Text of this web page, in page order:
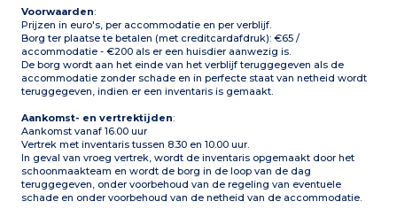
buurt)
Voorwaarden:
Prijzen in euro's, per accommodatie en per verblijf.
Borg ter plaatse te betalen (met creditcardafdruk): €65 /
accommodatie - €200 als er een huisdier aanwezig is.
De borg wordt aan het einde van het verblijf teruggegeven als de
accommodatie zonder schade en in perfecte staat van netheid wordt
teruggegeven, indien er een inventaris is gemaakt.
Aankomst- en vertrektijden:
Aankomst vanaf 16.00 uur
Vertrek met inventaris tussen 8.30 en 10.00 uur.
In geval van vroeg vertrek, wordt de inventaris opgemaakt door het
schoonmaakteam en wordt de borg in de loop van de dag
teruggegeven, onder voorbehoud van de regeling van eventuele
schade en onder voorbehoud van de netheid van de accommodatie.